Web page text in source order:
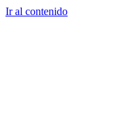
Ir al contenido